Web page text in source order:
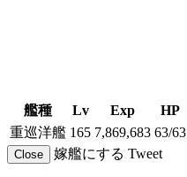
艦種 Lv Exp HP
重巡洋艦 165 7,869,683 63/63
Close 嫁艦にする Tweet